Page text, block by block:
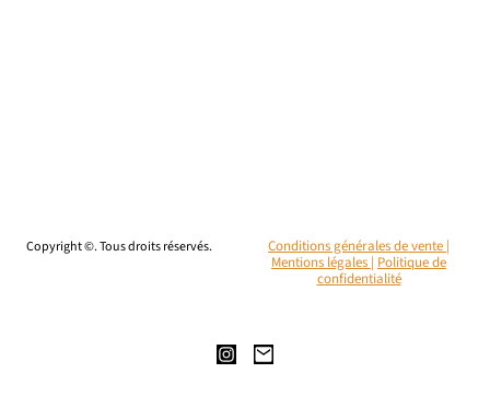
Copyright ©. Tous droits réservés.
Conditions générales de vente |
Mentions légales | Politique de
confidentialité